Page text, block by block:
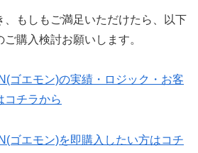
、もしもご満足いただけたら、以下
購入検討お願いします。
ゴエモン)の実績・ロジック・お客
コチラから
ゴエモン)を即購入したい方はコチ